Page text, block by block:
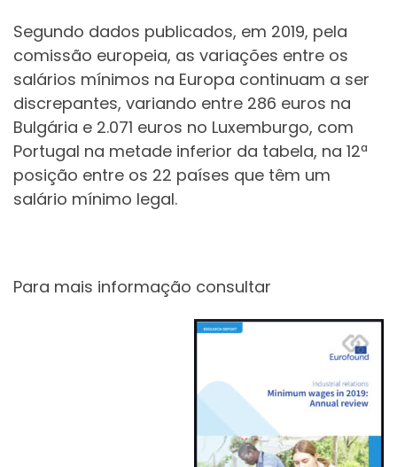
Segundo dados publicados, em 2019, pela
comissão europeia, as variações entre os
salários mínimos na Europa continuam a ser
discrepantes, variando entre 286 euros na
Bulgária e 2.071 euros no Luxemburgo, com
Portugal na metade inferior da tabela, na 12ª
posição entre os 22 países que têm um
salário mínimo legal.
Para mais informação consultar